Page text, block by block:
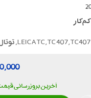
کم کار
LEICA TC,TC 407,TC407
,
آخرین بروزرسانی قیمت: ۱۴۰۵/